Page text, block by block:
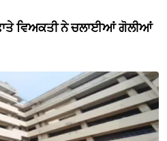
ਵਿਅਕਤੀ ਨੇ ਚਲਾਈਆਂ ਗੋਲੀਆਂ